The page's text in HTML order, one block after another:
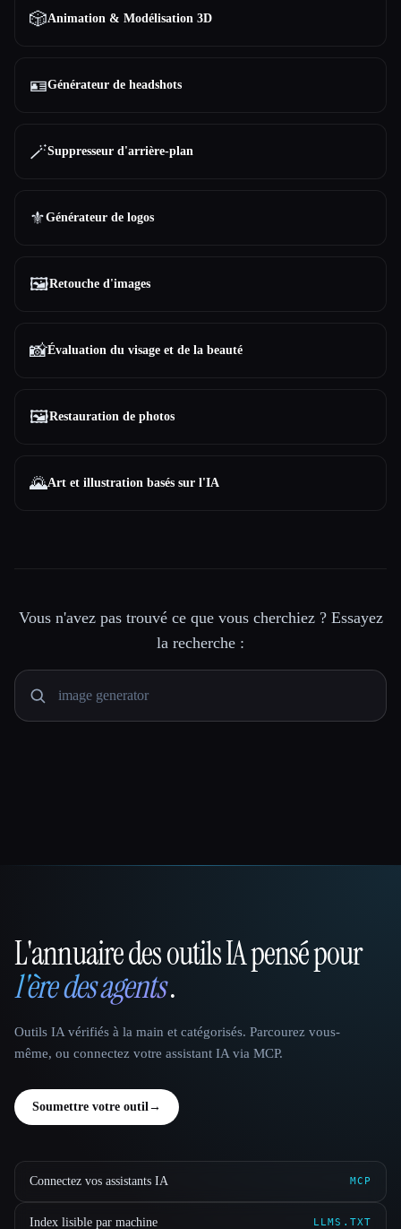
🎲Animation & Modélisation 3D
🪪Générateur de headshots
🪄Suppresseur d'arrière-plan
⚜️Générateur de logos
🖼️Retouche d'images
📸Évaluation du visage et de la beauté
🖼️Restauration de photos
🌄Art et illustration basés sur l'IA
Vous n'avez pas trouvé ce que vous cherchiez ? Essayez
la recherche :
That AI Collection
L'annuaire des outils IA pensé pour
l'ère des agents.
Outils IA vérifiés à la main et catégorisés. Parcourez vous-
même, ou connectez votre assistant IA via MCP.
Soumettre votre outil→
Connectez vos assistants IA MCP
Index lisible par machine LLMS.TXT